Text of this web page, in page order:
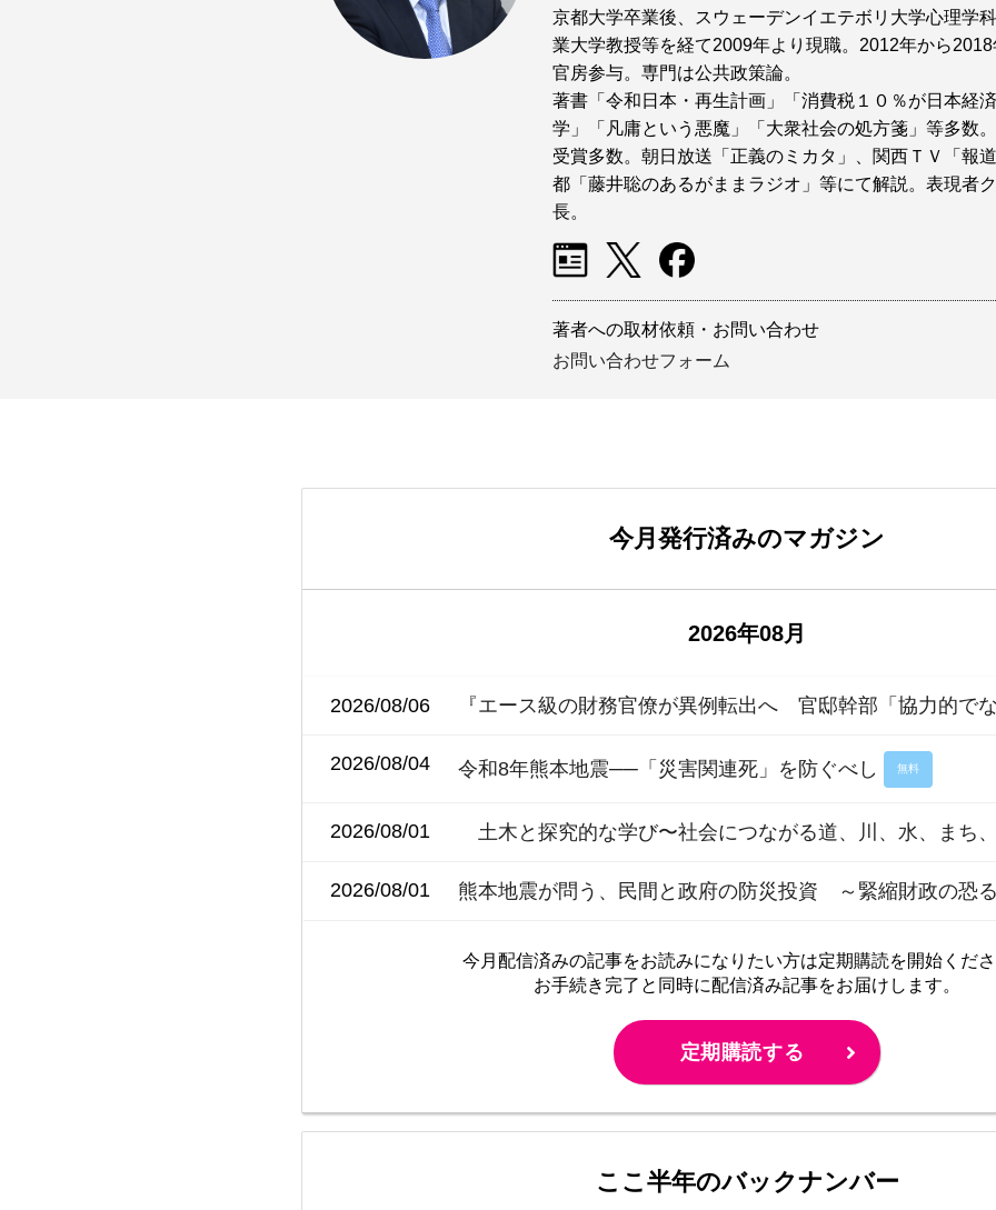
京都大学卒業後、スウェーデンイエテボリ大学心理学
業大学教授等を経て2009年より現職。2012年から
官房参与。専門は公共政策論。
著書「令和日本・再生計画」「消費税１０％が日本経
学」「凡庸という悪魔」「大衆社会の処方箋」等多数
受賞多数。朝日放送「正義のミカタ」、関西ＴＶ「報
都「藤井聡のあるがままラジオ」等にて解説。表現者
長。
著者への取材依頼・お問い合わせ
お問い合わせフォーム
今月発行済みのマガジン
2026年08月
2026/08/06 『エース級の財務官僚が異例転出へ 官邸幹部「協力的でな
2026/08/04 令和8年熊本地震──「災害関連死」を防ぐべし 無料
2026/08/01 土木と探究的な学び〜社会につながる道、川、水、まち
2026/08/01 熊本地震が問う、民間と政府の防災投資 ～緊縮財政の恐
今月配信済みの記事をお読みになりたい方は定期購読を開始くださ
お手続き完了と同時に配信済み記事をお届けします。
定期購読する
ここ半年のバックナンバー